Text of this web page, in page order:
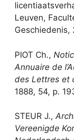
Leuven,
Geschiedenis,
PIOT Ch.,
Annuaire de
des Lettres et
1888, 54, p.
STEUR J.,
Vereenigde